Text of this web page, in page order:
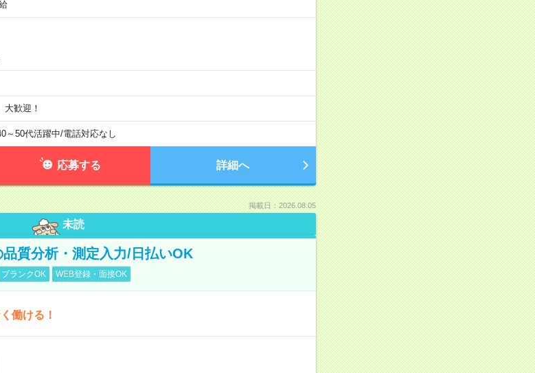
大歓迎！
～50代活躍中/電話対応なし
応募する 詳細へ
掲載日：2026.08.05
未読
品質分析・測定入力/日払いOK
ブランクOK WEB登録・面接OK
働ける！